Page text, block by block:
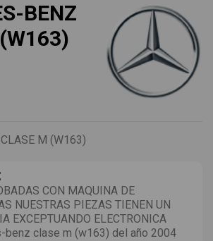
BENZ
M (W163)
CON MAQUINA DE
NUESTRAS PIEZAS TIENEN UN
EXCEPTUANDO ELECTRONICA
benz clase m (w163) del año 2004